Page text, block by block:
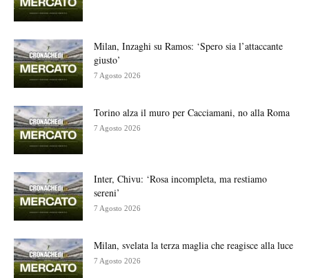
Milan, Inzaghi su Ramos: ‘Spero sia l’attaccante
giusto’
7 Agosto 2026
Torino alza il muro per Cacciamani, no alla Roma
7 Agosto 2026
Inter, Chivu: ‘Rosa incompleta, ma restiamo
sereni’
7 Agosto 2026
Milan, svelata la terza maglia che reagisce alla luce
7 Agosto 2026